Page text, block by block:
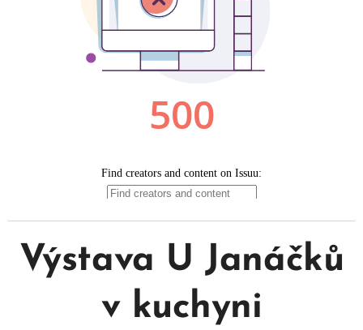
Výstava U Janáčků
v kuchyni